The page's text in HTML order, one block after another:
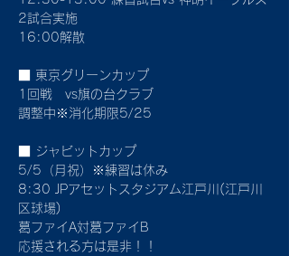
2試合実施
16:00解散
■ 東京グリーンカップ
1回戦　vs旗の台クラブ
調整中※消化期限5/25
■ ジャビットカップ
5/5（月祝）※練習は休み
8:30 JPアセットスタジアム江戸川(江戸川
区球場)
葛ファイA対葛ファイB
応援される方は是非！！